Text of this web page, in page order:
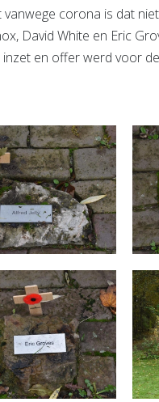
corona is dat
David White en Eric
en offer werd voor